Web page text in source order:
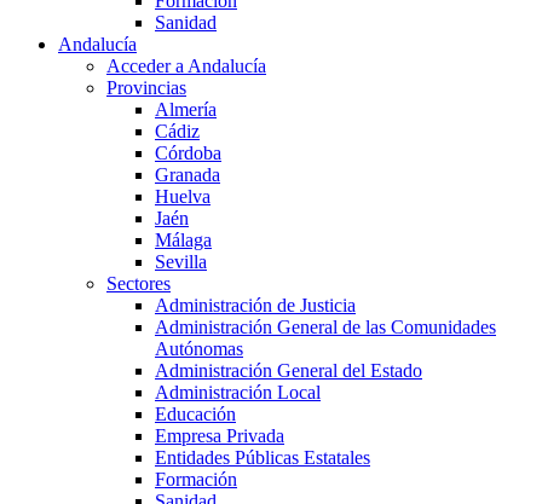
Sanidad
Andalucía
Acceder a Andalucía
Provincias
Almería
Cádiz
Córdoba
Granada
Huelva
Jaén
Málaga
Sevilla
Sectores
Administración de Justicia
Administración General de las Comunidades
Autónomas
Administración General del Estado
Administración Local
Educación
Empresa Privada
Entidades Públicas Estatales
Formación